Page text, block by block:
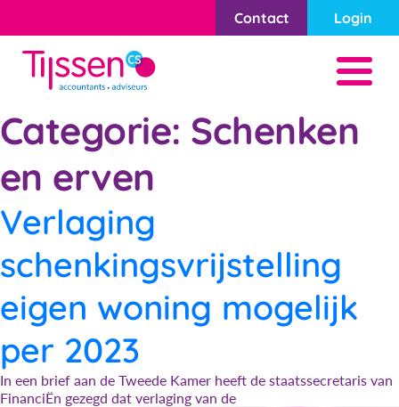
Contact Login
Categorie: Schenken
en erven
Verlaging
schenkingsvrijstelling
eigen woning mogelijk
per 2023
In een brief aan de Tweede Kamer heeft de staatssecretaris van
FinanciËn gezegd dat verlaging van de